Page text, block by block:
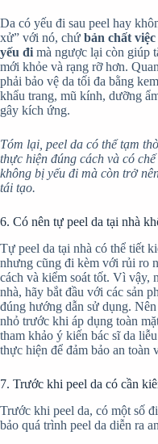
Da có yếu đi sau peel hay
xử” với nó, chứ bản chất
yếu đi mà ngược lại còn giúp
mới khỏe và rạng rỡ hơn.
phải bảo vệ da tối đa bằng
khẩu trang, mũ kính, dưỡng
gây kích ứng.
Tóm lại, peel da có thể tạm
thực hiện đúng cách và có
không bị yếu đi mà còn trở
tái tạo.
6. Có nên tự peel da tại nhà
Tự peel da tại nhà có thể tiết
nhưng cũng đi kèm với rủi ro
cách và kiểm soát tốt. Vì vậy,
nhà, hãy bắt đầu với các sản
đúng hướng dẫn sử dụng.
nhỏ trước khi áp dụng toàn
tham khảo ý kiến bác sĩ da
thực hiện để đảm bảo an toàn
7. Trước khi peel da có cần
Trước khi peel da, có một số
bảo quá trình peel da diễn ra